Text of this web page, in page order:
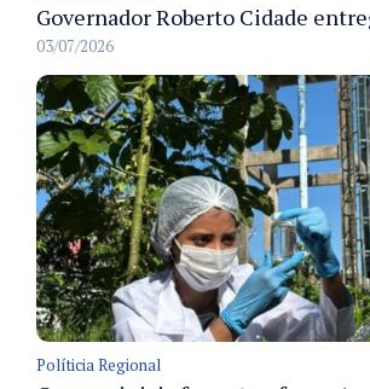
03/07/2026
Políticia Regional